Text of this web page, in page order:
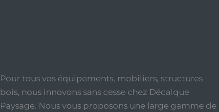
Pour tous vos équipements, mobiliers, structures
bois, nous innovons sans cesse chez Décalque
Paysage. Nous vous proposons une large gamme de